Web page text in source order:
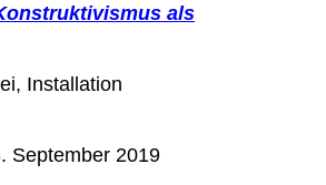
als
Installation
September 2019